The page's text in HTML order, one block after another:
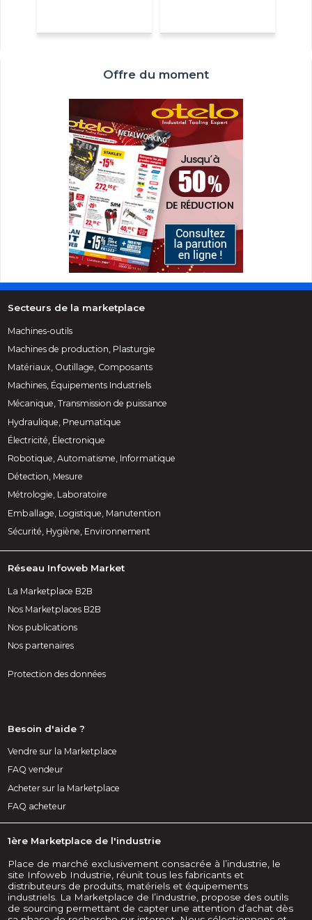
Offre du moment
Secteurs de la marketplace
Machines-outils
Machines de production, Plasturgie
Matériaux, Outillage, Composants
Machines, Équipements Industriels
Mécanique, Transmission de puissance
Hydraulique, Pneumatique
Électricité, Électronique
Robotique, Automatisme, Informatique
Détection, Mesure
Métrologie, Laboratoire
Emballage, Logistique, Manutention
Sécurité, Hygiène, Environnement
Réseau Infoweb Market
La Marketplace B2B
Nos Marketplaces B2B
Nos publications
Nos partenaires
Protection des données
Besoin d'aide ?
Vendre sur la Marketplace
FAQ vendeur
Acheter sur la Marketplace
FAQ acheteur
1ère Marketplace de l'industrie
Place de marché exclusivement consacrée à l’industrie, le
site Infoweb Industrie, réunit tous les fabricants et
distributeurs de produits, matériels et équipements
industriels. La Marketplace de l’industrie, propose des outils
de sourcing permettant de capter une attention d’achat dès